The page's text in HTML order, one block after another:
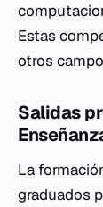
Estas
otros
Salidas
La
graduados